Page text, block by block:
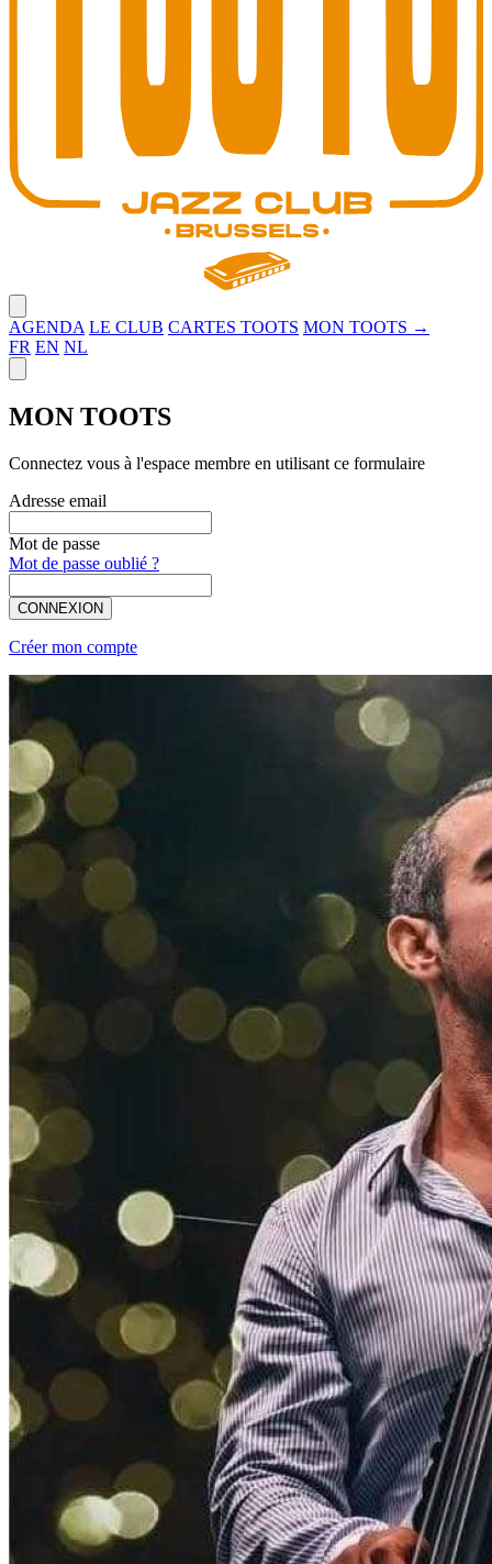
AGENDA LE CLUB CARTES TOOTS MON TOOTS →
FR EN NL
MON TOOTS
Connectez vous à l'espace membre en utilisant ce formulaire
Adresse email
Mot de passe
Mot de passe oublié ?
CONNEXION
Créer mon compte